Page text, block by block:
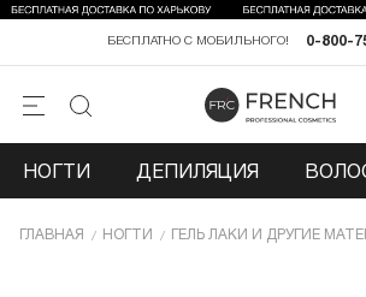
0-800-
БЕСПЛАТНО С МОБИЛЬНОГО!
НОГТИ ДЕПИЛЯЦИЯ
ГЛАВНАЯ НОГТИ ГЕЛЬ ЛАКИ И ДРУГИЕ